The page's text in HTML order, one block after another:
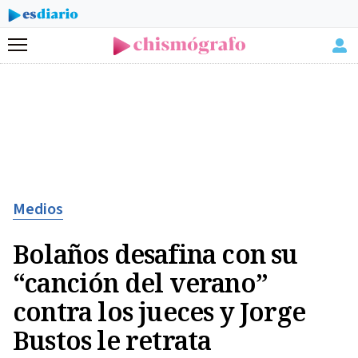
Menú
Medios
Bolaños desafina con su
“canción del verano”
contra los jueces y Jorge
Bustos le retrata